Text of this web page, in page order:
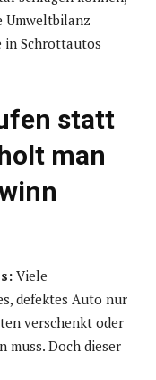
Umweltbilanz
in Schrottautos
statt
man
Viele
defektes Auto nur
verschenkt oder
muss. Doch dieser